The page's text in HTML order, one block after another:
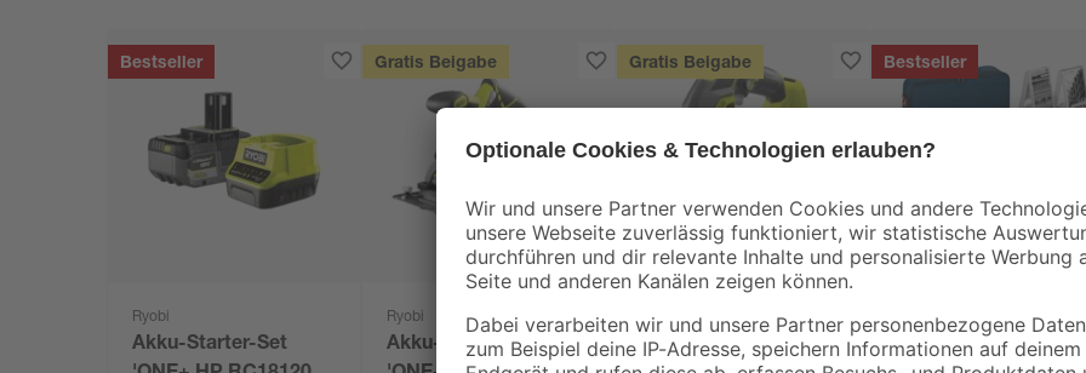
Bestseller
Ryobi
Akku-Starter-Set
Gratis Beigabe
Ryobi
Akku-Handkreissäge
Gratis Beigabe
Ryobi
Akku-Stichsäge
Bestseller
Bosch
Akku-Bohrschrauber